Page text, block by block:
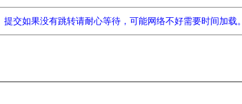
提交如果没有跳转请耐心等待，可能网络不好需要时间加载。